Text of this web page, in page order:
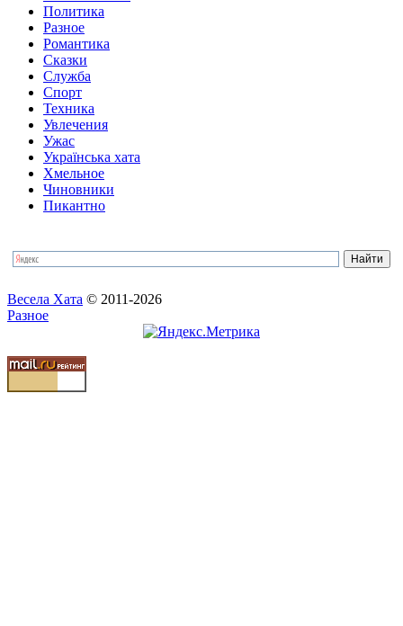
Политика
Разное
Романтика
Сказки
Служба
Спорт
Техника
Увлечения
Ужас
Українська хата
Хмельное
Чиновники
Пикантно
Весела Хата © 2011-2026
Разное